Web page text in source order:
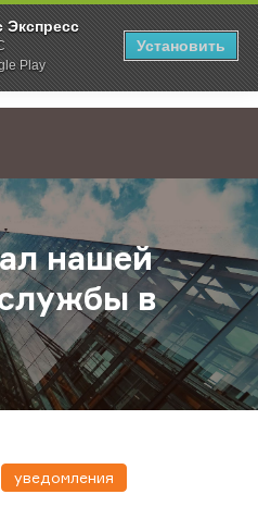
Экспресс
Play
Установить
Новый филиал нашей курьерской
нашей
в
уведомления